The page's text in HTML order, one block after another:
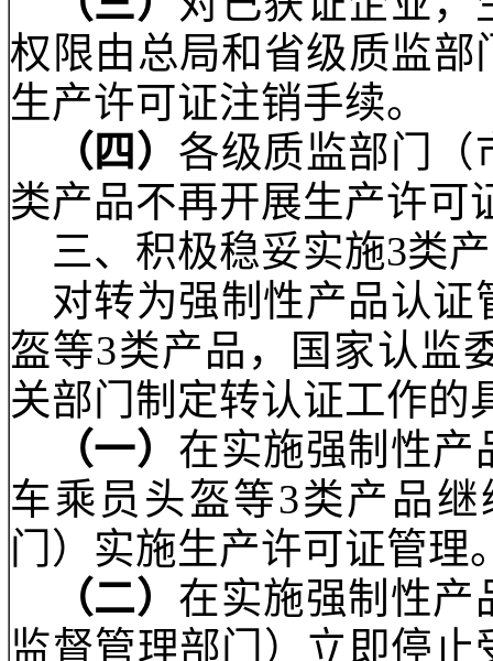
（一）停止受理这19
（二）对于已经受
（市场监督管理部门
作，终止行政许可程序
（三）对已获证企
权限由总局和省级质
生产许可证注销手续。
（四）各级质监部
类产品不再开展生产
三、积极稳妥实施3
对转为强制性产品
盔等3类产品，国家认